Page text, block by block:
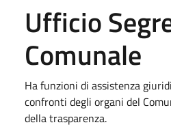
Ufficio
Comunale
Ha funzioni di assistenza
confronti degli organi del
della trasparenza.